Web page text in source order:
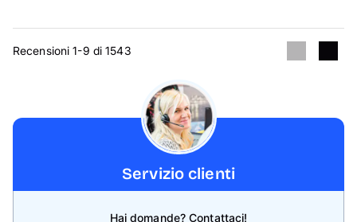
Recensioni 1-9 di 1543
Servizio clienti
Hai domande? Contattaci!